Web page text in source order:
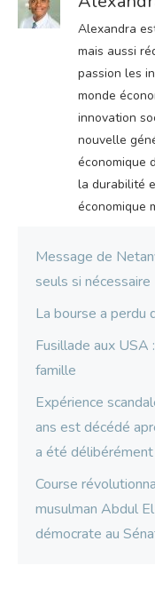
Alexandra
mais aussi
passion les
monde
innovation
nouvelle
économique
la durabilité
économique
Message de
seuls si nécessaire
La bourse a perdu
Fusillade aux USA
famille
Expérience
ans est décédé
a été délibérément
Course
musulman Abdul
démocrate au